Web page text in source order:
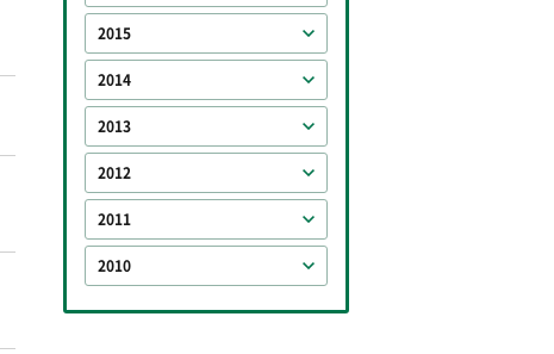
2015
2014
2013
2012
2011
2010